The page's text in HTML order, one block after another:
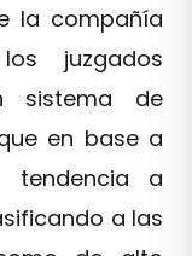
la compañía
los juzgados
sistema de
en base a
tendencia a
a las